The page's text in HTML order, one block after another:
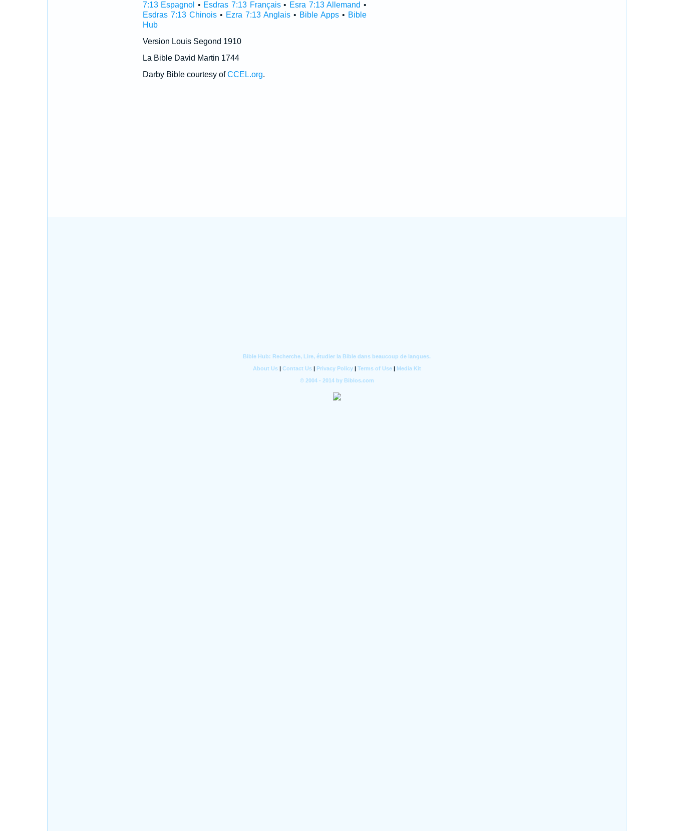
7:13 Espagnol • Esdras 7:13 Français• Esra 7:13 Allemand •
Esdras 7:13 Chinois• Ezra 7:13 Anglais• Bible Apps• Bible
Hub
Version Louis Segond 1910
La Bible David Martin 1744
Darby Bible courtesy ofCCEL.org.